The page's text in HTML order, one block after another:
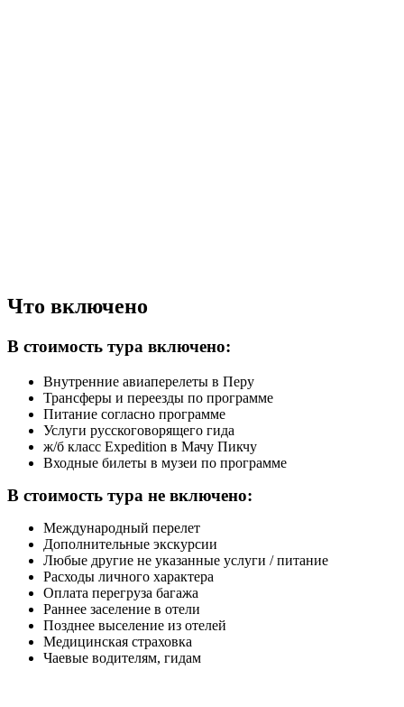
Что включено
В стоимость тура включено:
Внутренние авиаперелеты в Перу
Трансферы и переезды по программе
Питание согласно программе
Услуги русскоговорящего гида
ж/б класс Expedition в Мачу Пикчу
Входные билеты в музеи по программе
В стоимость тура не включено:
Международный перелет
Дополнительные экскурсии
Любые другие не указанные услуги / питание
Расходы личного характера
Оплата перегруза багажа
Раннее заселение в отели
Позднее выселение из отелей
Медицинская страховка
Чаевые водителям, гидам